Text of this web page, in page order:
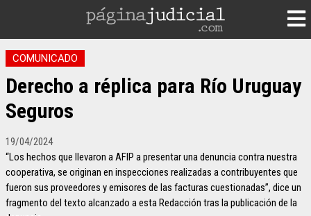
COMUNICADO
Derecho a réplica para Río Uruguay
Seguros
19/04/2024
“Los hechos que llevaron a AFIP a presentar una denuncia contra nuestra
cooperativa, se originan en inspecciones realizadas a contribuyentes que
fueron sus proveedores y emisores de las facturas cuestionadas”, dice un
fragmento del texto alcanzado a esta Redacción tras la publicación de la